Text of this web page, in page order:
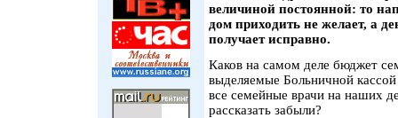
величиной постоянной: то
дом приходить не желает, а
получает исправно.
Каков на самом деле бюджет
выделяемые Больничной
все семейные врачи на наших
рассказать забыли?